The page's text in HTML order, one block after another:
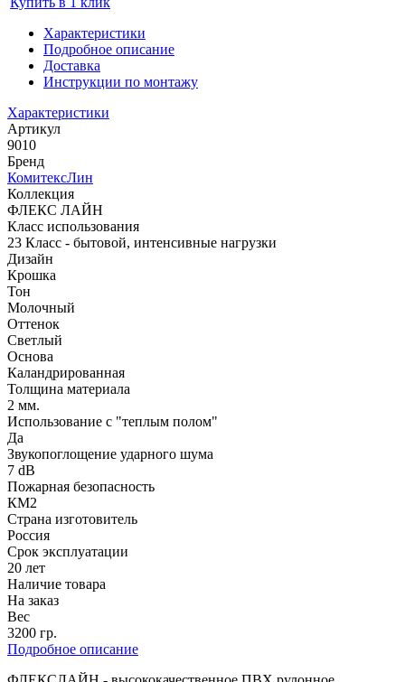
Характеристики
Подробное описание
Доставка
Инструкции по монтажу
Характеристики
Артикул
9010
Бренд
КомитексЛин
Коллекция
ФЛЕКС ЛАЙН
Класс использования
23 Класс - бытовой, интенсивные нагрузки
Дизайн
Крошка
Тон
Молочный
Оттенок
Светлый
Основа
Каландрированная
Толщина материала
2 мм.
Использование с "теплым полом"
Да
Звукопоглощение ударного шума
7 dB
Пожарная безопасность
КМ2
Страна изготовитель
Россия
Срок эксплуатации
20 лет
Наличие товара
На заказ
Вес
3200 гр.
Подробное описание